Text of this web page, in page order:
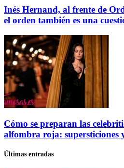
Inés Hernand, al frente de
el orden también es una
Cómo se preparan las
alfombra roja: supersticiones
Últimas entradas